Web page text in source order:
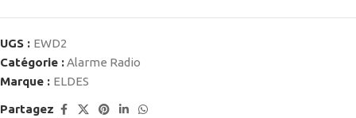
UGS : EWD2
Catégorie :Alarme Radio
Marque : ELDES
Partagez